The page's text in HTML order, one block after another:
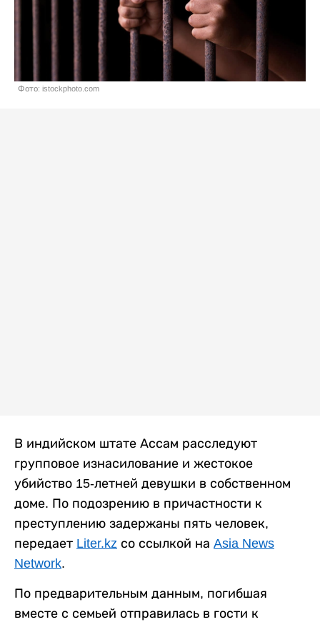
Фото: istockphoto.com
В индийском штате Ассам расследуют
групповое изнасилование и жестокое
убийство 15-летней девушки в собственном
доме. По подозрению в причастности к
преступлению задержаны пять человек,
передает Liter.kz со ссылкой на Asia News
Network.
По предварительным данным, погибшая
вместе с семьей отправилась в гости к